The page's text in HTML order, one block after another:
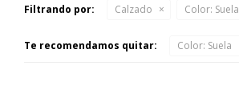
Filtrando por: Calzado Color: Suela
Te recomendamos quitar: Color: Suela